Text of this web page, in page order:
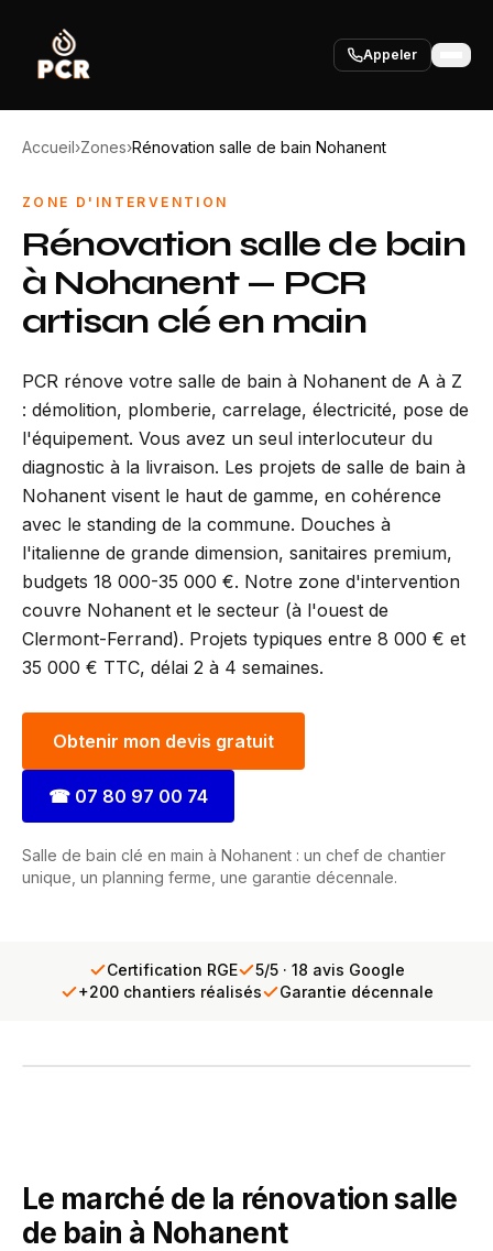
Appeler
Accueil›Zones›Rénovation salle de bain Nohanent
ZONE D'INTERVENTION
Rénovation salle de bain
à Nohanent — PCR
artisan clé en main
PCR rénove votre salle de bain à Nohanent de A à Z
: démolition, plomberie, carrelage, électricité, pose de
l'équipement. Vous avez un seul interlocuteur du
diagnostic à la livraison. Les projets de salle de bain à
Nohanent visent le haut de gamme, en cohérence
avec le standing de la commune. Douches à
l'italienne de grande dimension, sanitaires premium,
budgets 18 000-35 000 €. Notre zone d'intervention
couvre Nohanent et le secteur (à l'ouest de
Clermont-Ferrand). Projets typiques entre 8 000 € et
35 000 € TTC, délai 2 à 4 semaines.
Obtenir mon devis gratuit
☎ 07 80 97 00 74
Salle de bain clé en main à Nohanent : un chef de chantier
unique, un planning ferme, une garantie décennale.
Certification RGE
5/5 · 18 avis Google
+200 chantiers réalisés
Garantie décennale
Le marché de la rénovation salle
de bain à Nohanent